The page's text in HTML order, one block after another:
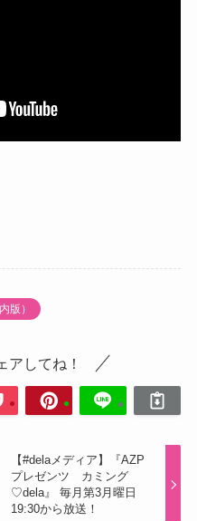
版）
アしてね！
【#delaメディア】『AZP
プレゼンツ カミング
♡dela』 毎月第3月曜日
19:30から放送！